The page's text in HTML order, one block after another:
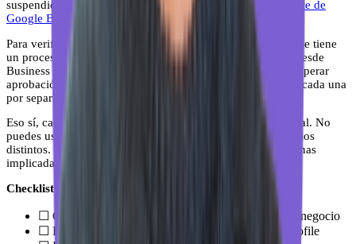
suspendido tu ficha, te explico cómo contactar con el soporte de
Google Business Profile
Para verificaciones masivas (más de 10 ubicaciones), Google tiene
un proceso específico. Tienes que solicitarlo directamente desde
Business Profile, demostrar que las fichas son legítimas y esperar
aprobación. No es inmediato, pero evita tener que verificar cada una
por separado.
Eso sí, cada ubicación necesita su propia dirección física real. No
puedes usar la misma dirección para varias fichas de negocios
distintos. Google lo detecta y puede suspender todas las fichas
implicadas.
Checklist rápido
☐ Cuenta de Google creada y lista para gestionar el negocio
☐ Ficha creada o reclamada en Google Business Profile